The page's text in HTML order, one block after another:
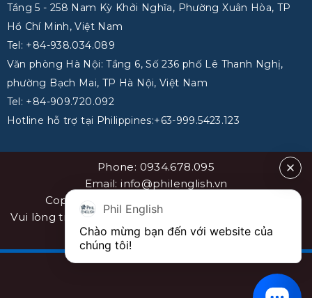
Tầng 5 - 258 Nam Kỳ Khởi Nghĩa, Phường Xuân Hòa, TP
Hồ Chí Minh, Việt Nam
Tel: +84-938.034.089
Văn phòng Hà Nội: Tầng 6, Số 236 phố Lê Thanh Nghị,
phường Bạch Mai, TP Hà Nội, Việt Nam
Tel: +84-909.720.092
Hotline hỗ trợ tại Philippines:+63-999.5423.123
Phone: 0934.678.095
Email: info@philenglish.vn
Copyright 2026 ©
Vui lòng trích dẫn nguồn khi sao chép bài viết. Sơ đồ
websitesitemap
Phil English
Chào mừng bạn đến với website của
chúng tôi!